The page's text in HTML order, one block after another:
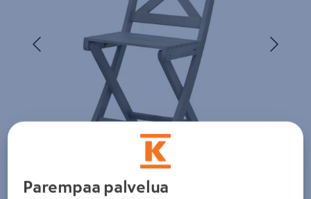
Edellinen
Parempaa palvelua